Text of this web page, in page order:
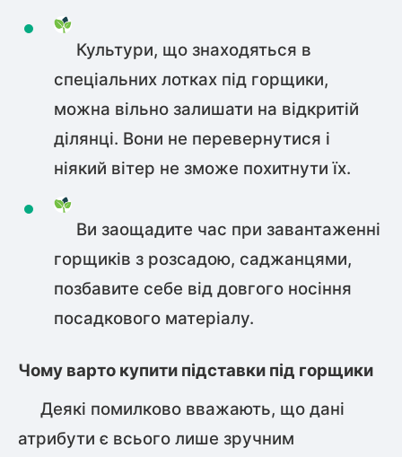
Культури, що знаходяться в
спеціальних лотках під горщики,
можна вільно залишати на відкритій
ділянці. Вони не перевернутися і
ніякий вітер не зможе похитнути їх.
Ви заощадите час при завантаженні
горщиків з розсадою, саджанцями,
позбавите себе від довгого носіння
посадкового матеріалу.
Чому варто купити підставки під горщики
Деякі помилково вважають, що дані
атрибути є всього лише зручним